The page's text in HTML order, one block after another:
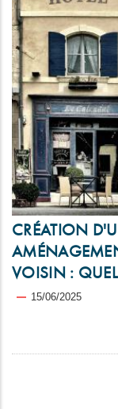
CRÉATION
VOISIN :
15/06/2025